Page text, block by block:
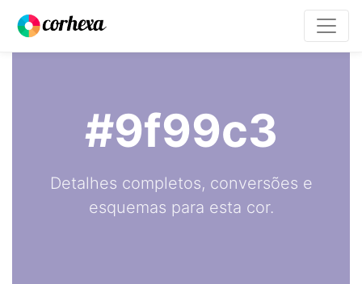
#9f99c3
Detalhes completos, conversões e
esquemas para esta cor.